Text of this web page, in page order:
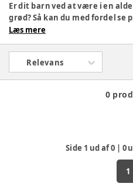
Er dit barn ved at være i en
grød? Så kan du med fordel
er der et udvalg af forskellige
fryse det ned i de rette
Læs mere
Relevans
0
Side 1 ud af0 | 0
1